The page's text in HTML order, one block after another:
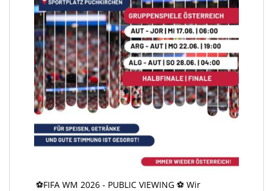
⚽️FIFA WM 2026 - PUBLIC VIEWING ⚽️ Wir